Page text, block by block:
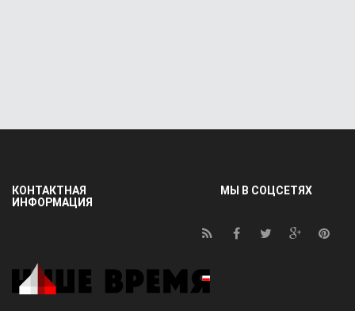
КОНТАКТНАЯ
ИНФОРМАЦИЯ
МЫ В СОЦСЕТЯХ